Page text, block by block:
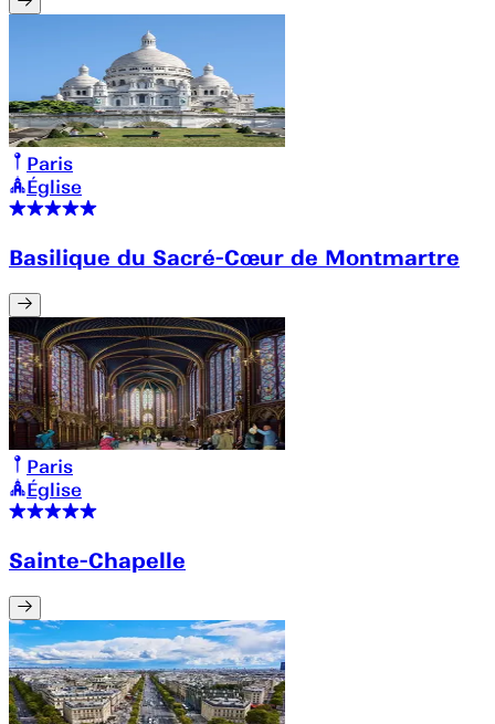
Paris
Église
Basilique du Sacré-Cœur de Montmartre
Paris
Église
Sainte-Chapelle